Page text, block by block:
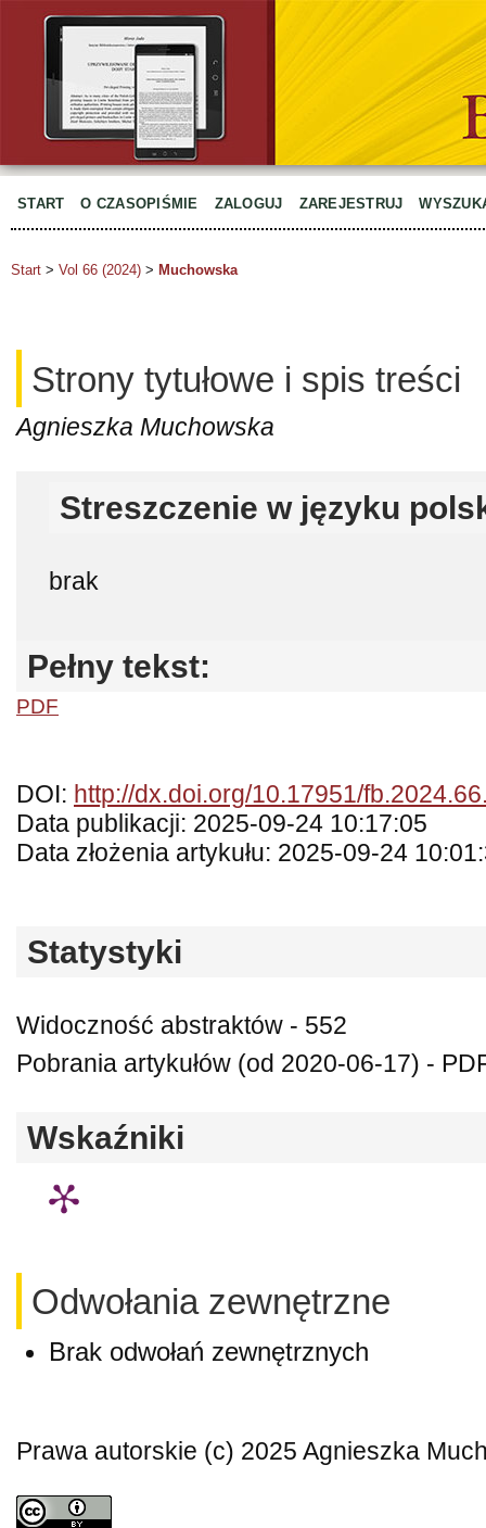
START O CZASOPIŚMIE ZALOGUJ ZAREJESTRUJ
Start > Vol 66 (2024) > Muchowska
Strony tytułowe i spis treści
Agnieszka Muchowska
Streszczenie w języku
brak
Pełny tekst:
PDF
DOI: http://dx.doi.org/10.17951/
Data publikacji: 2025-09-24 10:17:05
Data złożenia artykułu: 2025-09-24
Statystyki
Widoczność abstraktów - 552
Pobrania artykułów (od 2020-06-17) -
Wskaźniki
Odwołania zewnętrzne
Brak odwołań zewnętrznych
Prawa autorskie (c) 2025 Agnieszka